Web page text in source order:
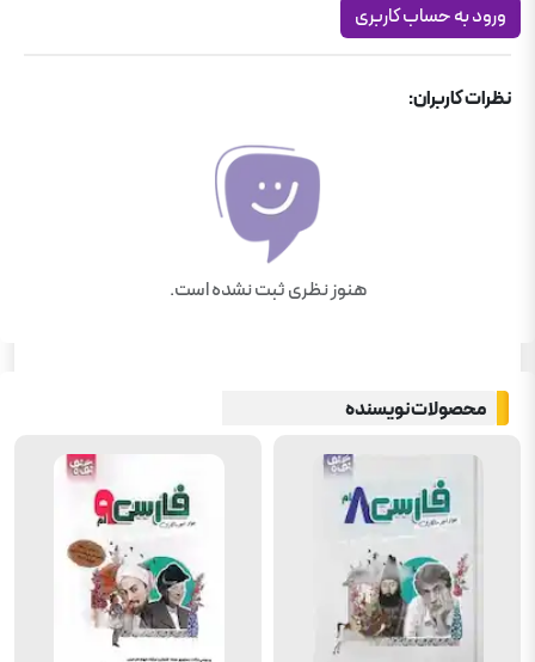
ورود به حساب کاربری
نظرات کاربران:
هنوز نظری ثبت نشده است.
محصولات نویسنده